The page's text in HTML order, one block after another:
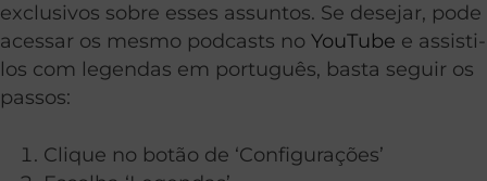
exclusivos sobre esses assuntos. Se desejar, pode
acessar os mesmo podcasts no YouTube e assisti-
los com legendas em português, basta seguir os
passos:
Clique no botão de ‘Configurações’